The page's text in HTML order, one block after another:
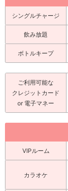
シングルチャージ
飲み放題
ボトルキープ
ご利用可能な
クレジットカード
or 電子マネー
VIPルーム
カラオケ